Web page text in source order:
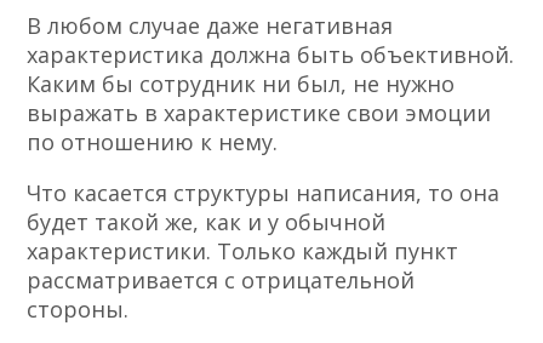
В любом случае даже негативная
характеристика должна быть объективной.
Каким бы сотрудник ни был, не нужно
выражать в характеристике свои эмоции
по отношению к нему.
Что касается структуры написания, то она
будет такой же, как и у обычной
характеристики. Только каждый пункт
рассматривается с отрицательной
стороны.